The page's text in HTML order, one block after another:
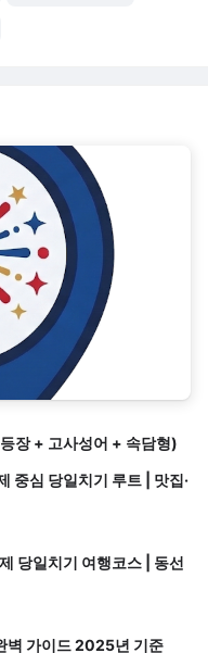
장 + 고사성어 + 속담형)
중심 당일치기 루트 | 맛집·
당일치기 여행코스 | 동선
벽 가이드 2025년 기준